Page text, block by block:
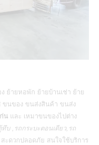
ย้ายหอพัก ย้ายบ้านเช่า ย้าย
ขนของ ขนส่งสินค้า ขนส่ง
น และ เหมาขนของไปต่าง
บ ,รถกระบะตอนเดียว,รถ
ะดวกปลอดภัย สนใจใช้บริการ